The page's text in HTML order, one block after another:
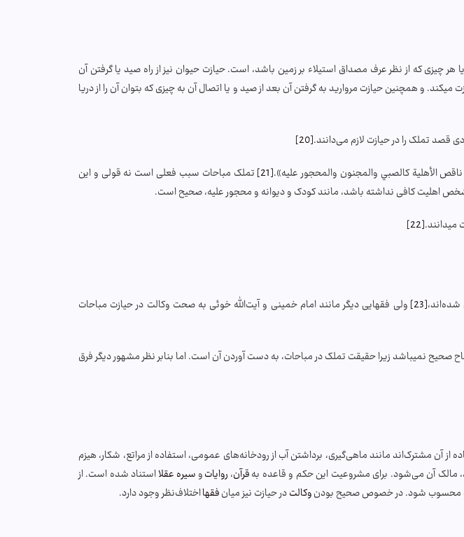
چیزی که از نظر عرف مصداق استیلاء بر زمین باشد، است. حیازت حیوان نیز از راه صید یا گرفتن آن
و همچنین حیازت مروارید به گرفتن آن بعد از صید و یا اتصال آن به چیزی که بتوان آن را از دریا
قصد تملک را در حیازت لازم می‌دانند.[20]
الأهلية كالصبي والمجنون والمحجور عليه».[21]
تملک مباحات سبب فعلی است نه قولی و این
کافی نداشته باشد، مانند کودک و دیوانه و محجور علیه، صحیح است.
می­دانند.[22]
[23]
ولی فقهایی دیگر مانند امام خمینی و آیت‌الله خوئی به صحت وکالت در حیازت مباحات
صحیح نمی­باشد زیرا حقیقت تملک در مباحات، به دست آوردن آن است. اما بنابر نظر مشهور دیگر فرق
آن مشترک‌اند مانند ماهی‌گیری، برداشتن آب از رودخانه‌های عمومی، استفاده از مراتع، شکار، هیزم
مالک آن می‌شود. برای مشروعیت این حکم و قاعده بهقرآن،روایاتوسیره عقلااستناد شده است. از
محسوب شود. در خصوص صحیح بودنوکالتدر حیازت نیز میانفقهااختلاف‌نظر وجود دارد.